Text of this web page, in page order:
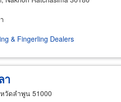
& Fingerling Dealers
า
วัดลำพูน 51000